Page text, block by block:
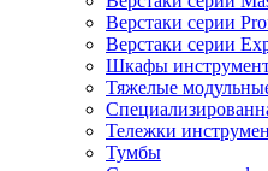
Верстаки серии
Верстаки серии
Шкафы
Тяжелые
Тележки
Тумбы